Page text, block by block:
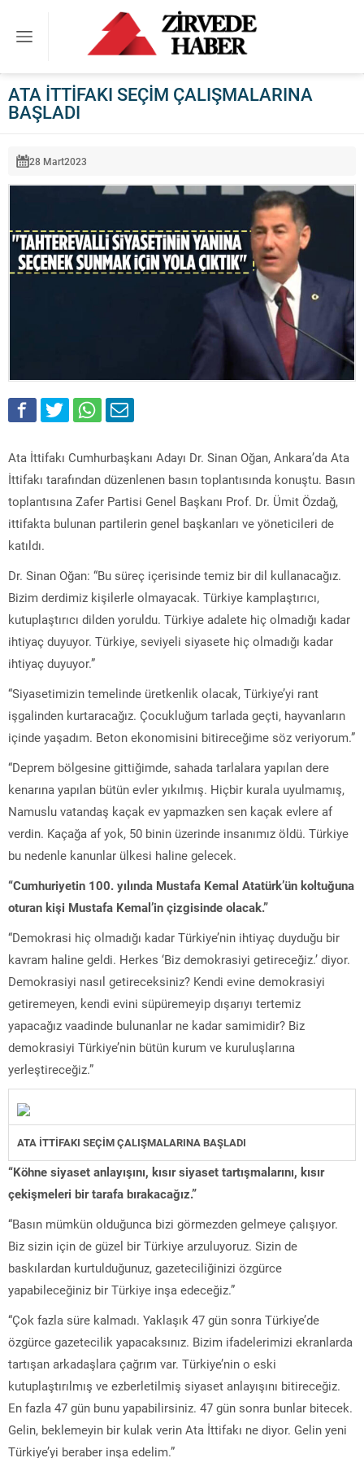
ATA İTTİFAKI SEÇİM ÇALIŞMALARINA
BAŞLADI
28 Mart2023
Ata İttifakı Cumhurbaşkanı Adayı Dr. Sinan Oğan, Ankara’da Ata
İttifakı tarafından düzenlenen basın toplantısında konuştu. Basın
toplantısına Zafer Partisi Genel Başkanı Prof. Dr. Ümit Özdağ,
ittifakta bulunan partilerin genel başkanları ve yöneticileri de
katıldı.
Dr. Sinan Oğan: “Bu süreç içerisinde temiz bir dil kullanacağız.
Bizim derdimiz kişilerle olmayacak. Türkiye kamplaştırıcı,
kutuplaştırıcı dilden yoruldu. Türkiye adalete hiç olmadığı kadar
ihtiyaç duyuyor. Türkiye, seviyeli siyasete hiç olmadığı kadar
ihtiyaç duyuyor.”
“Siyasetimizin temelinde üretkenlik olacak, Türkiye’yi rant
işgalinden kurtaracağız. Çocukluğum tarlada geçti, hayvanların
içinde yaşadım. Beton ekonomisini bitireceğime söz veriyorum.”
“Deprem bölgesine gittiğimde, sahada tarlalara yapılan dere
kenarına yapılan bütün evler yıkılmış. Hiçbir kurala uyulmamış,
Namuslu vatandaş kaçak ev yapmazken sen kaçak evlere af
verdin. Kaçağa af yok, 50 binin üzerinde insanımız öldü. Türkiye
bu nedenle kanunlar ülkesi haline gelecek.
“Cumhuriyetin 100. yılında Mustafa Kemal Atatürk’ün koltuğuna
oturan kişi Mustafa Kemal’in çizgisinde olacak.”
“Demokrasi hiç olmadığı kadar Türkiye’nin ihtiyaç duyduğu bir
kavram haline geldi. Herkes ‘Biz demokrasiyi getireceğiz.’ diyor.
Demokrasiyi nasıl getireceksiniz? Kendi evine demokrasiyi
getiremeyen, kendi evini süpüremeyip dışarıyı tertemiz
yapacağız vaadinde bulunanlar ne kadar samimidir? Biz
demokrasiyi Türkiye’nin bütün kurum ve kuruluşlarına
yerleştireceğiz.”
ATA İTTİFAKI SEÇİM ÇALIŞMALARINA BAŞLADI
“Köhne siyaset anlayışını, kısır siyaset tartışmalarını, kısır
çekişmeleri bir tarafa bırakacağız.”
“Basın mümkün olduğunca bizi görmezden gelmeye çalışıyor.
Biz sizin için de güzel bir Türkiye arzuluyoruz. Sizin de
baskılardan kurtulduğunuz, gazeteciliğinizi özgürce
yapabileceğiniz bir Türkiye inşa edeceğiz.”
“Çok fazla süre kalmadı. Yaklaşık 47 gün sonra Türkiye’de
özgürce gazetecilik yapacaksınız. Bizim ifadelerimizi ekranlarda
tartışan arkadaşlara çağrım var. Türkiye’nin o eski
kutuplaştırılmış ve ezberletilmiş siyaset anlayışını bitireceğiz.
En fazla 47 gün bunu yapabilirsiniz. 47 gün sonra bunlar bitecek.
Gelin, beklemeyin bir kulak verin Ata İttifakı ne diyor. Gelin yeni
Türkiye’yi beraber inşa edelim.”